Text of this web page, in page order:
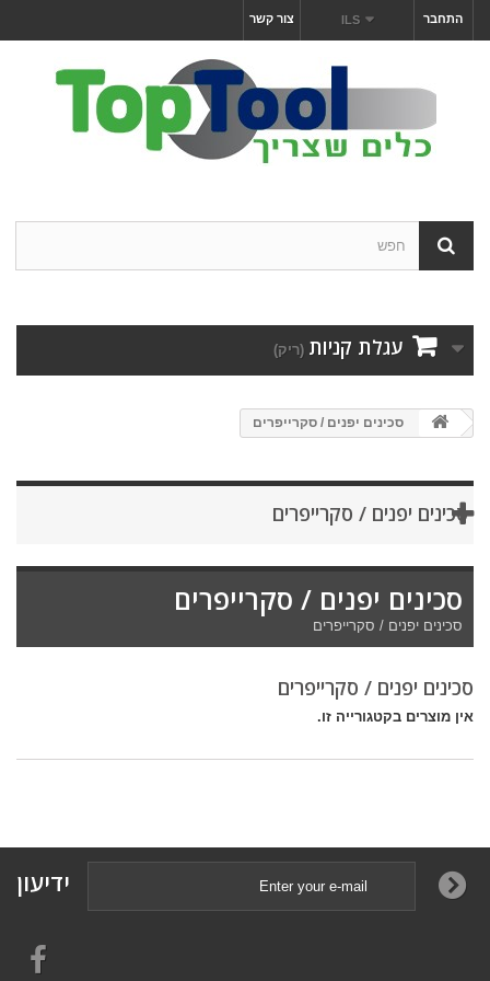
התחבר ILS צור קשר
עגלת קניות (ריק)
סכינים יפנים / סקרייפרים
סכינים יפנים / סקרייפרים
סכינים יפנים / סקרייפרים
סכינים יפנים / סקרייפרים
סכינים יפנים / סקרייפרים
אין מוצרים בקטגורייה זו.
ידיעון